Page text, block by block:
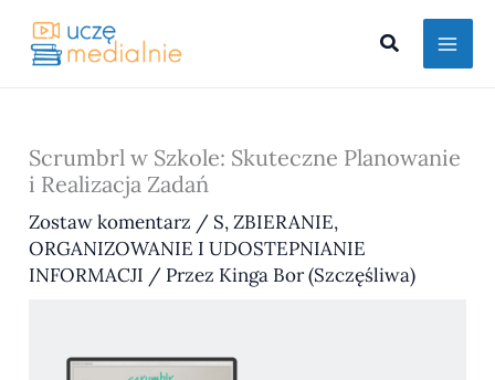
Szukaj
Scrumbrl w Szkole: Skuteczne Planowanie
i Realizacja Zadań
Zostaw komentarz / S,ZBIERANIE,
ORGANIZOWANIE I UDOSTEPNIANIE
INFORMACJI / Przez Kinga Bor (Szczęśliwa)